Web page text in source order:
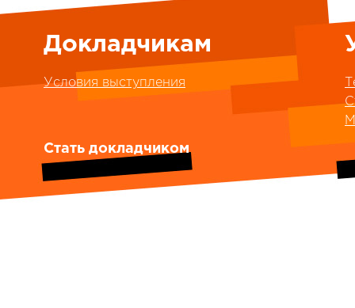
Стать докладчиком
Докладчикам
Условия выступления